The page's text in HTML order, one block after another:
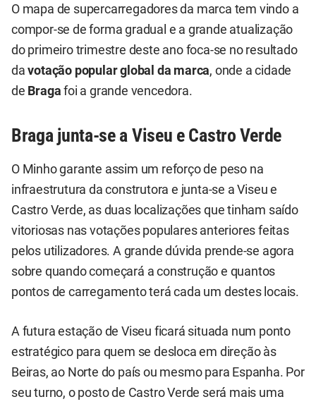
O mapa de supercarregadores da marca tem vindo a
compor-se de forma gradual e a grande atualização
do primeiro trimestre deste ano foca-se no resultado
davotação popular global da marca, onde a cidade
de Braga foi a grande vencedora.
Braga junta-se a Viseu e Castro Verde
O Minho garante assim um reforço de peso na
infraestrutura da construtora e junta-se a Viseu e
Castro Verde, as duas localizações que tinham saído
vitoriosas nas votações populares anteriores feitas
pelos utilizadores. A grande dúvida prende-se agora
sobre quando começará a construção e quantos
pontos de carregamento terá cada um destes locais.
A futura estação de Viseu ficará situada num ponto
estratégico para quem se desloca em direção às
Beiras, ao Norte do país ou mesmo para Espanha. Por
seu turno, o posto de Castro Verde será mais uma